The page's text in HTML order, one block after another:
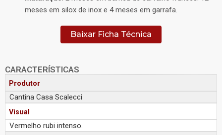
meses em silox de inox e 4 meses em garrafa.
Baixar Ficha Técnica
CARACTERÍSTICAS
Produtor
Cantina Casa Scalecci
Visual
Vermelho rubi intenso.